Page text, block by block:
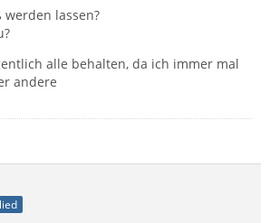
lassen?
alle behalten, da ich immer mal
andere